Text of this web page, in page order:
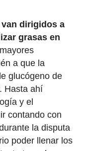
dirigidos a
grasas en
a que la
glucógeno de
Hasta ahí
y el
contando con
la disputa
poder llenar los